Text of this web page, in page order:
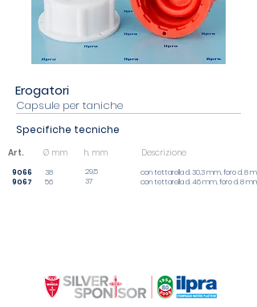
Erogatori
Capsule per taniche
Specifiche tecniche
Art.
9066
9067
Ø mm h. mm Descrizione
38
56
29,5
37
con tettarella d. 30,3 mm, foro d. 8
con tettarella d. 46 mm, foro d. 8 mm